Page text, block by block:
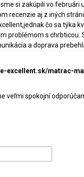
si zakúpili vo februári
recenzie aj z iných
čo sa týka
problémom s chrbticou.
a doprava
excellent.sk/matrac-
veľmi spokojní